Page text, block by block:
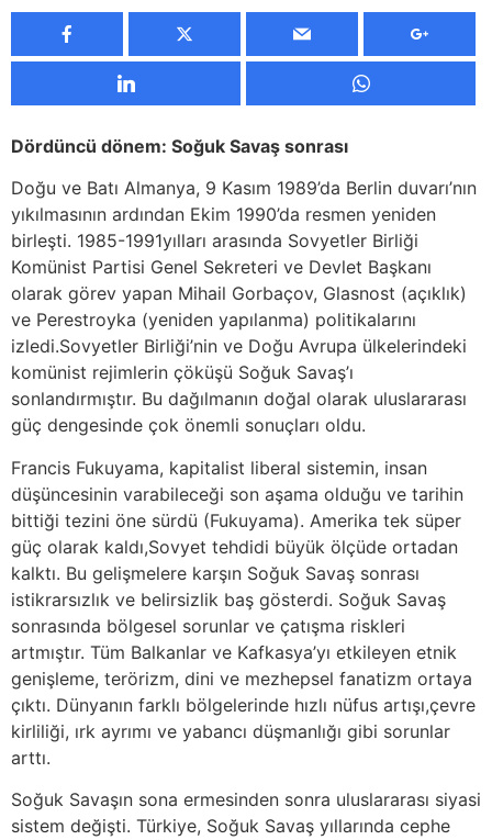
Dördüncü dönem: Soğuk Savaş sonrası
Doğu ve Batı Almanya, 9 Kasım 1989’da Berlin duvarı’nın
yıkılmasının ardından Ekim 1990’da resmen yeniden
birleşti. 1985-1991yılları arasında Sovyetler Birliği
Komünist Partisi Genel Sekreteri ve Devlet Başkanı
olarak görev yapan Mihail Gorbaçov, Glasnost (açıklık)
ve Perestroyka (yeniden yapılanma) politikalarını
izledi.Sovyetler Birliği’nin ve Doğu Avrupa ülkelerindeki
komünist rejimlerin çöküşü Soğuk Savaş’ı
sonlandırmıştır. Bu dağılmanın doğal olarak uluslararası
güç dengesinde çok önemli sonuçları oldu.
Francis Fukuyama, kapitalist liberal sistemin, insan
düşüncesinin varabileceği son aşama olduğu ve tarihin
bittiği tezini öne sürdü (Fukuyama). Amerika tek süper
güç olarak kaldı,Sovyet tehdidi büyük ölçüde ortadan
kalktı. Bu gelişmelere karşın Soğuk Savaş sonrası
istikrarsızlık ve belirsizlik baş gösterdi. Soğuk Savaş
sonrasında bölgesel sorunlar ve çatışma riskleri
artmıştır. Tüm Balkanlar ve Kafkasya’yı etkileyen etnik
genişleme, terörizm, dini ve mezhepsel fanatizm ortaya
çıktı. Dünyanın farklı bölgelerinde hızlı nüfus artışı,çevre
kirliliği, ırk ayrımı ve yabancı düşmanlığı gibi sorunlar
arttı.
Soğuk Savaşın sona ermesinden sonra uluslararası siyasi
sistem değişti. Türkiye, Soğuk Savaş yıllarında cephe